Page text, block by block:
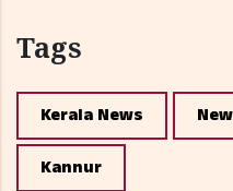
Tags
Kerala News
Kannur